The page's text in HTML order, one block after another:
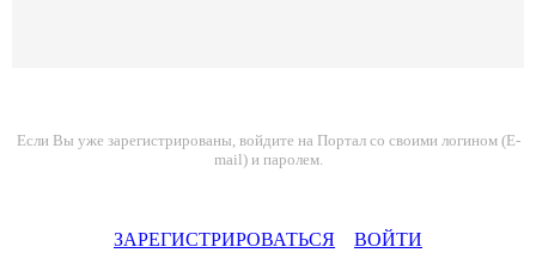
Если Вы уже зарегистрированы, войдите на Портал со своими логином (E-
mail) и паролем.
ЗАРЕГИСТРИРОВАТЬСЯ ВОЙТИ